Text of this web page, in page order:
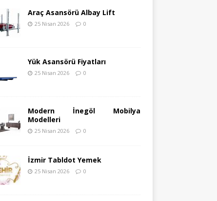
Araç Asansörü Albay Lift
25 Nisan 2026 0
Yük Asansörü Fiyatları
25 Nisan 2026 0
Modern İnegöl Mobilya
Modelleri
25 Nisan 2026 0
İzmir Tabldot Yemek
25 Nisan 2026 0